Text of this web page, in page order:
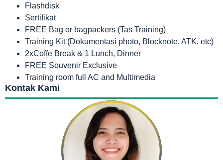
Flashdisk
Sertifikat
FREE Bag or bagpackers (Tas Training)
Training Kit (Dokumentasi photo, Blocknote, ATK, etc)
2xCoffe Break & 1 Lunch, Dinner
FREE Souvenir Exclusive
Training room full AC and Multimedia
Kontak Kami